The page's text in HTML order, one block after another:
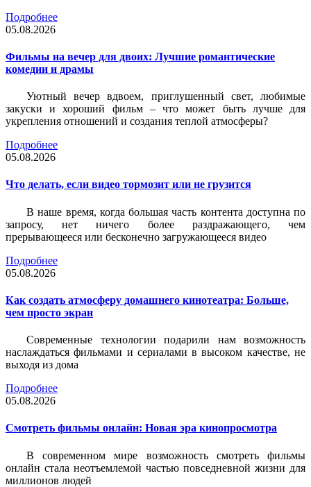
Подробнее
05.08.2026
Фильмы на вечер для двоих: Лучшие романтические
комедии и драмы
Уютный вечер вдвоем, приглушенный свет, любимые
закуски и хороший фильм – что может быть лучше для
укрепления отношений и создания теплой атмосферы?
Подробнее
05.08.2026
Что делать, если видео тормозит или не грузится
В наше время, когда большая часть контента доступна по
запросу, нет ничего более раздражающего, чем
прерывающееся или бесконечно загружающееся видео
Подробнее
05.08.2026
Как создать атмосферу домашнего кинотеатра: Больше,
чем просто экран
Современные технологии подарили нам возможность
наслаждаться фильмами и сериалами в высоком качестве, не
выходя из дома
Подробнее
05.08.2026
Смотреть фильмы онлайн: Новая эра кинопросмотра
В современном мире возможность смотреть фильмы
онлайн стала неотъемлемой частью повседневной жизни для
миллионов людей